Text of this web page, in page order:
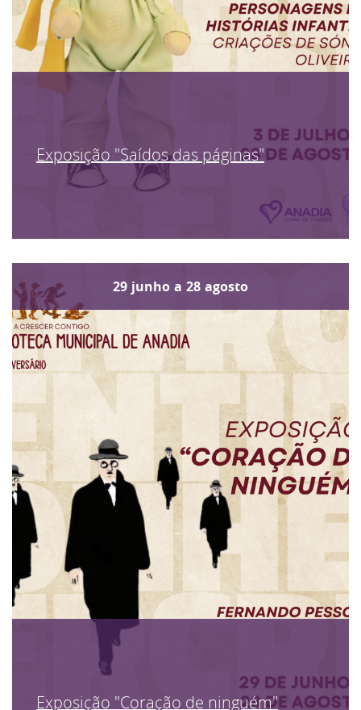
Exposição "Saídos das páginas"
29 junho a 28 agosto
Exposição "Coração de ninguém"